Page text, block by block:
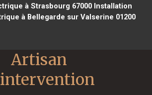
à Strasbourg 67000 Installation
à Bellegarde sur Valserine 01200
Artisan